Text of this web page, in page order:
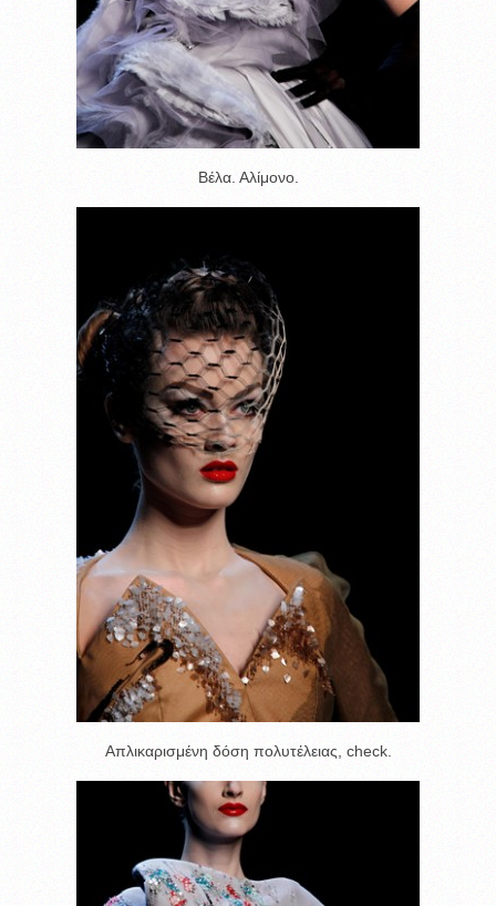
Βέλα. Αλίμονο.
Απλικαρισμένη δόση πολυτέλειας, check.